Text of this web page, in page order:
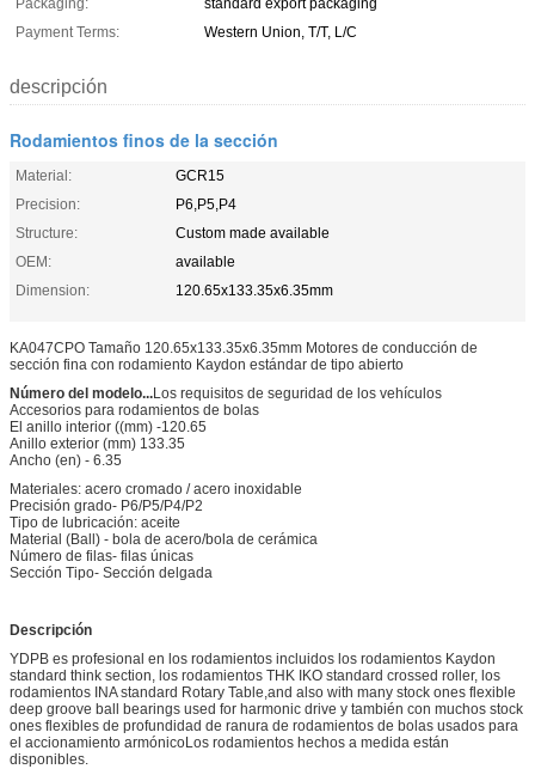
Packaging:
standard export packaging
Payment Terms:
Western Union, T/T, L/C
descripción
Rodamientos finos de la sección
Material:
GCR15
Precision:
P6,P5,P4
Structure:
Custom made available
OEM:
available
Dimension:
120.65x133.35x6.35mm
KA047CPO Tamaño 120.65x133.35x6.35mm Motores de conducción de
sección fina con rodamiento Kaydon estándar de tipo abierto
Número del modelo...Los requisitos de seguridad de los vehículos
Accesorios para rodamientos de bolas
El anillo interior ((mm) -120.65
Anillo exterior (mm) 133.35
Ancho (en) - 6.35
Materiales: acero cromado / acero inoxidable
Precisión grado- P6/P5/P4/P2
Tipo de lubricación: aceite
Material (Ball) - bola de acero/bola de cerámica
Número de filas- filas únicas
Sección Tipo- Sección delgada
Descripción
YDPB es profesional en los rodamientos incluidos los rodamientos Kaydon
standard think section, los rodamientos THK IKO standard crossed roller, los
rodamientos INA standard Rotary Table,and also with many stock ones flexible
deep groove ball bearings used for harmonic drive y también con muchos stock
ones flexibles de profundidad de ranura de rodamientos de bolas usados para
el accionamiento armónicoLos rodamientos hechos a medida están
disponibles.